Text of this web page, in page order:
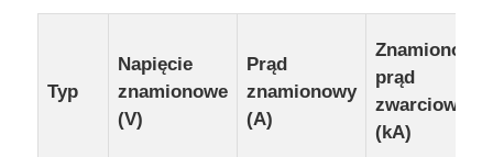
O nas
Typ
Napięcie
znamionowe
(V)
Prąd
znamionowy
(A)
Znamionowy
prąd
zwarciowy
(kA)